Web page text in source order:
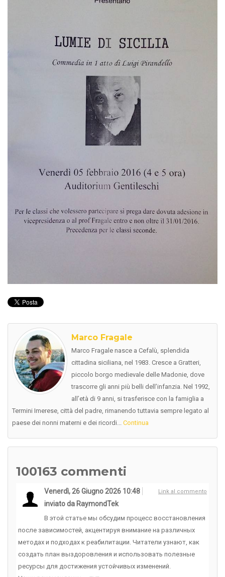
Marco Fragale
Marco Fragale nasce a Cefalù, splendida
cittadina siciliana, nel 1983. Cresce a Gratteri,
piccolo borgo medievale delle Madonie, dove
trascorre gli anni più belli dell’infanzia. Nel 1992,
all’età di 9 anni, si trasferisce con la famiglia a
Termini Imerese, città del padre, rimanendo tuttavia sempre legato al
paese dei nonni materni e dei ricordi... Continua
100163 commenti
Link al commento
Venerdì, 26 Giugno 2026 10:48
inviato da RaymondTek
В этой статье мы обсудим процесс восстановления
после зависимостей, акцентируя внимание на различных
методах и подходах к реабилитации. Читатели узнают, как
создать план выздоровления и использовать полезные
ресурсы для достижения устойчивых изменений.